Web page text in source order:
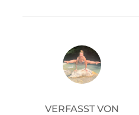
BEITRAGSAUTOR
VERFASST VON